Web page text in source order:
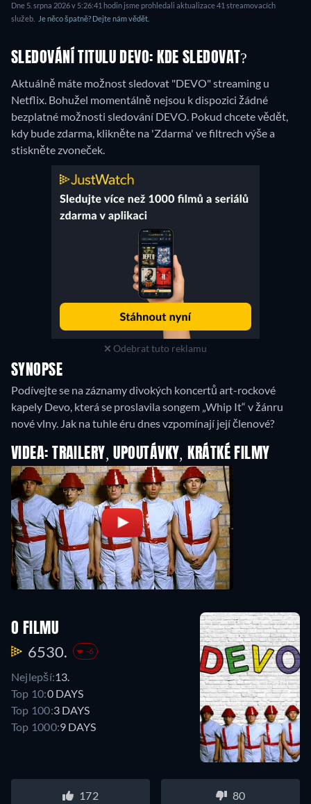
Dne 5. srpna 2026 v 5:26:41 hodin jsme prohledali aktualizace 41 streamovacích
služeb.
Je něco špatně? Dejte nám vědět.
SLEDOVÁNÍ TITULU DEVO: KDE SLEDOVAT?
Aktuálně máte možnost sledovat "DEVO" streaming u
Netflix. Bohužel momentálně nejsou k dispozici žádné
bezplatné možnosti sledování DEVO. Pokud chcete vědět,
kdy bude zdarma, klikněte na 'Zdarma' ve filtrech výše a
stiskněte zvoneček.
Odebrat tuto reklamu
SYNOPSE
Podívejte se na záznamy divokých koncertů art-rockové
kapely Devo, která se proslavila songem „Whip It“ v žánru
nové vlny. Jak na tuhle éru dnes vzpomínají její členové?
VIDEA: TRAILERY, UPOUTÁVKY, KRÁTKÉ FILMY
O FILMU
6530. -6
Nejlepší:13.
Top 10:0 DAYS
Top 100:3 DAYS
Top 1000:9 DAYS
172 80